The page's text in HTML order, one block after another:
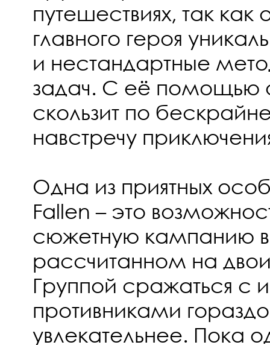
путешествиях, так как
главного героя
и нестандартные
задач. С её помощью
скользит по
навстречу
Одна из приятных
Fallen – это
сюжетную кампанию в
рассчитанном на
Группой сражаться с
противниками
увлекательнее. Пока